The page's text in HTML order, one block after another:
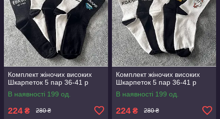
Комплект жіночих високих
Шкарпеток 5 пар 36-41 р
В наявності 199 од.
224 ₴ 280 ₴
Комплект жіночих високих
Шкарпеток 5 пар 36-41 р
В наявності 199 од.
224 ₴ 280 ₴